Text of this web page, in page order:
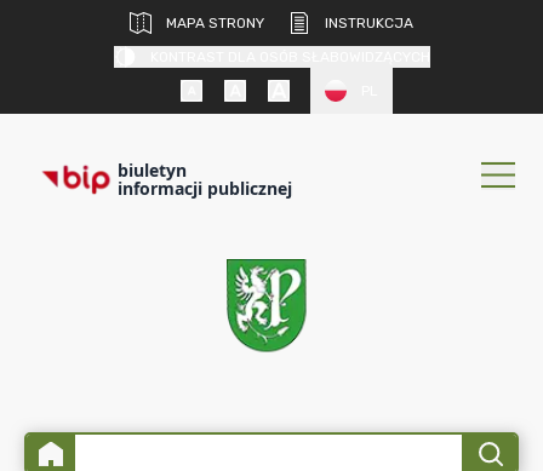
MAPA STRONY
INSTRUKCJA
biuletyn
informacji publicznej